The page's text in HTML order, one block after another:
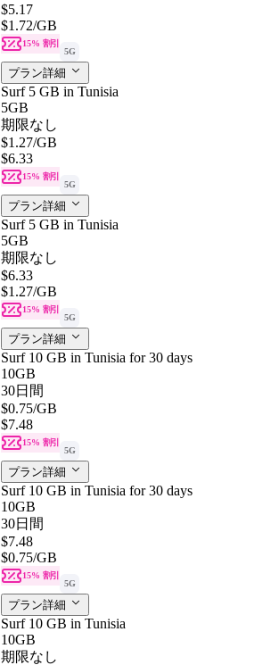
$5.17
$1.72/GB
15% 割引
5G
プラン詳細
Surf 5 GB in Tunisia
5GB
期限なし
$1.27/GB
$6.33
15% 割引
5G
プラン詳細
Surf 5 GB in Tunisia
5GB
期限なし
$6.33
$1.27/GB
15% 割引
5G
プラン詳細
Surf 10 GB in Tunisia for 30 days
10GB
30日間
$0.75/GB
$7.48
15% 割引
5G
プラン詳細
Surf 10 GB in Tunisia for 30 days
10GB
30日間
$7.48
$0.75/GB
15% 割引
5G
プラン詳細
Surf 10 GB in Tunisia
10GB
期限なし